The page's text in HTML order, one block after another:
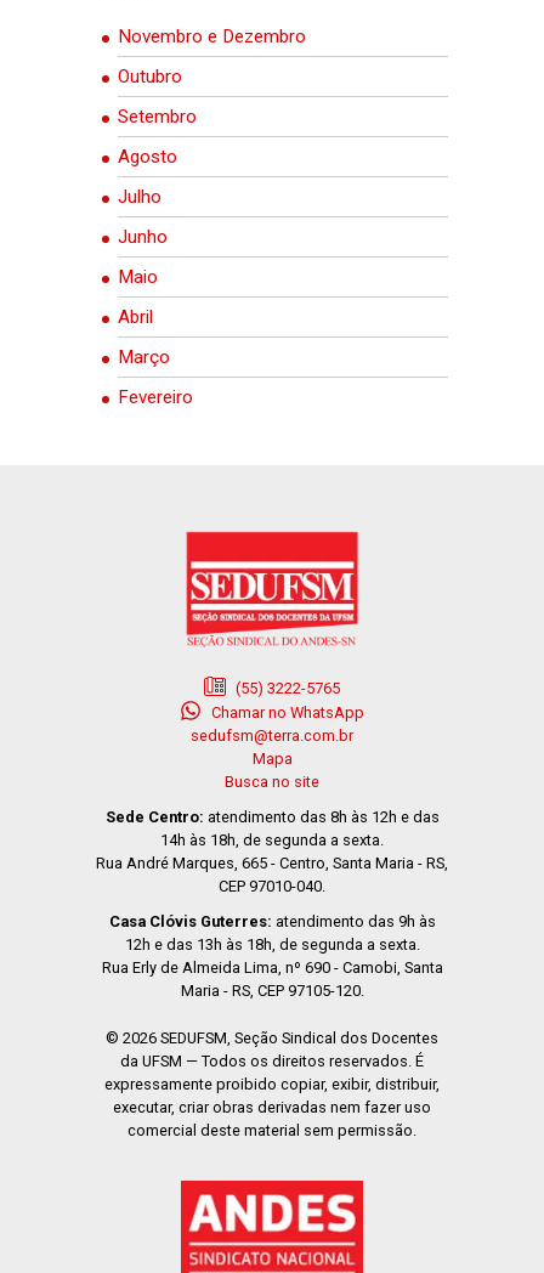
Novembro e Dezembro
Outubro
Setembro
Agosto
Julho
Junho
Maio
Abril
Março
Fevereiro
(55) 3222-5765
Chamar no WhatsApp
sedufsm@terra.com.br
Mapa
Busca no site
Sede Centro: atendimento das 8h às 12h e das
14h às 18h, de segunda a sexta.
Rua André Marques, 665 - Centro, Santa Maria - RS,
CEP 97010-040.
Casa Clóvis Guterres: atendimento das 9h às
12h e das 13h às 18h, de segunda a sexta.
Rua Erly de Almeida Lima, nº 690 - Camobi, Santa
Maria - RS, CEP 97105-120.
© 2026 SEDUFSM, Seção Sindical dos Docentes
da UFSM — Todos os direitos reservados. É
expressamente proibido copiar, exibir, distribuir,
executar, criar obras derivadas nem fazer uso
comercial deste material sem permissão.